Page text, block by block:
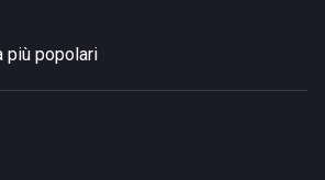
più popolari